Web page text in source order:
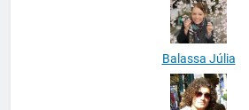
Balassa Júlia